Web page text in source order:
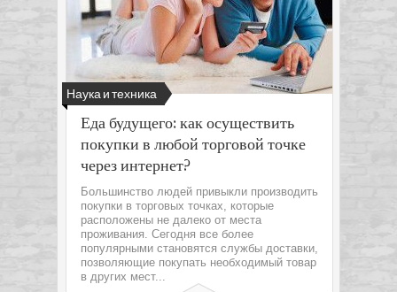
Наука и техника
Еда будущего: как осуществить
покупки в любой торговой точке
через интернет?
Большинство людей привыкли производить
покупки в торговых точках, которые
расположены не далеко от места
проживания. Сегодня все более
популярными становятся службы доставки,
позволяющие покупать необходимый товар
в других мест...